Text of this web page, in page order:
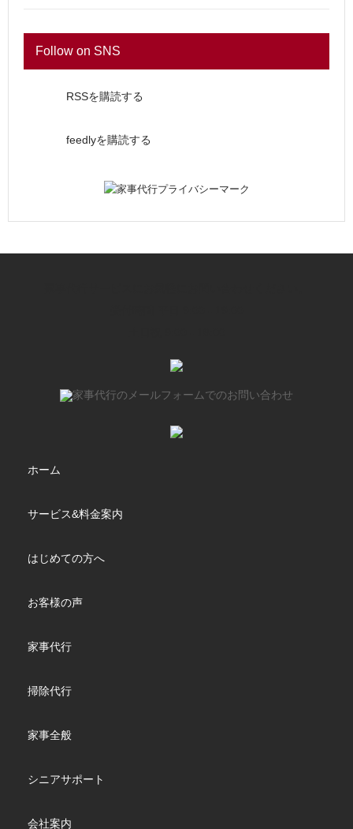
Follow on SNS
RSSを購読する
feedlyを購読する
ホーム
サービス&料金案内
はじめての方へ
お客様の声
家事代行
掃除代行
家事全般
シニアサポート
会社案内